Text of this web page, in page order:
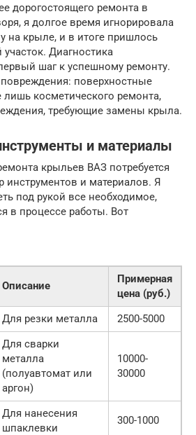
дорогостоящего ремонта в
я долгое время игнорировала
на крыле, и в итоге пришлось
Диагностика
шаг к успешному ремонту.
поверхностные
косметического ремонта,
требующие замены крыла.
и материалы
крыльев ВАЗ потребуется
инструментов и материалов. Я
под рукой все необходимое,
в процессе работы. Вот
Описание
Примерная
цена (руб.)
Для резки металла 2500-5000
Для сварки
металла
(полуавтомат или
аргон)
10000-
30000
Для нанесения
шпаклевки
300-1000